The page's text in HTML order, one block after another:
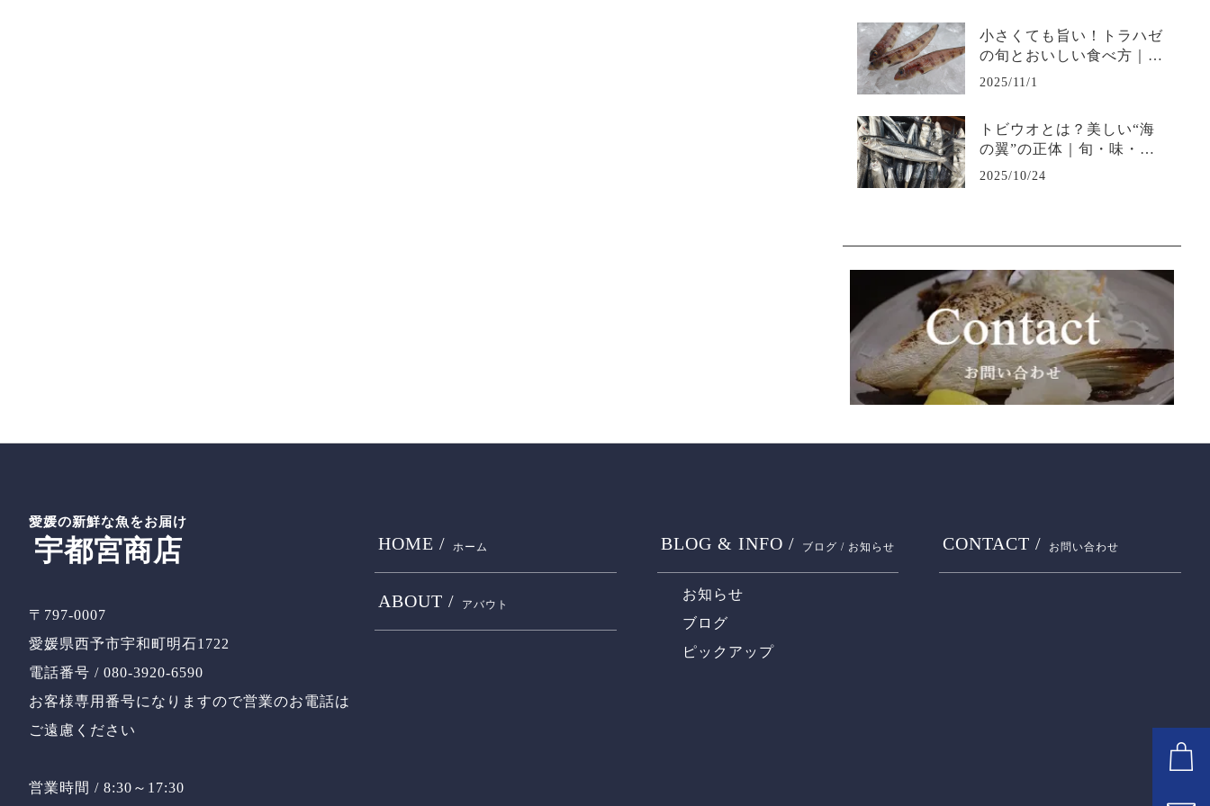
小さくても旨い！トラハゼ
の旬とおいしい食べ方｜淡
白で上品な味わいを堪能
2025/11/1
トビウオとは？美しい“海
の翼”の正体｜旬・味・飛
ぶ理由を徹底解説
2025/10/24
愛媛の新鮮な魚をお届け
宇都宮商店
〒797-0007
愛媛県西予市宇和町明石1722
電話番号 / 080-3920-6590
お客様専用番号になりますので営業のお電話は
ご遠慮ください
営業時間 / 8:30～17:30
HOME / ホーム
ABOUT / アバウト
BLOG & INFO / ブログ / お知らせ
お知らせ
ブログ
ピックアップ
CONTACT / お問い合わせ